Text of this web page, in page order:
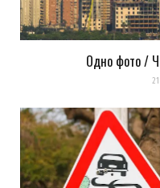
Одно фото /